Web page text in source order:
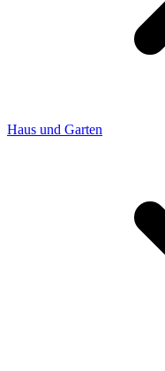
Haus und Garten